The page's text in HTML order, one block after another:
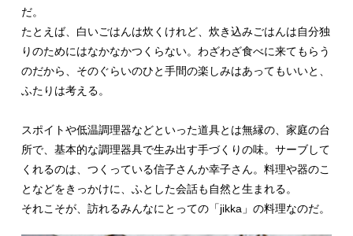
だ。
たとえば、白いごはんは炊くけれど、炊き込みごはんは自分独
りのためにはなかなかつくらない。わざわざ食べに来てもらう
のだから、そのぐらいのひと手間の楽しみはあってもいいと、
ふたりは考える。
スポイトや低温調理器などといった道具とは無縁の、家庭の台
所で、基本的な調理器具で生み出す手づくりの味。サーブして
くれるのは、つくっている信子さんか幸子さん。料理や器のこ
となどをきっかけに、ふとした会話も自然と生まれる。
それこそが、訪れるみんなにとっての「jikka」の料理なのだ。